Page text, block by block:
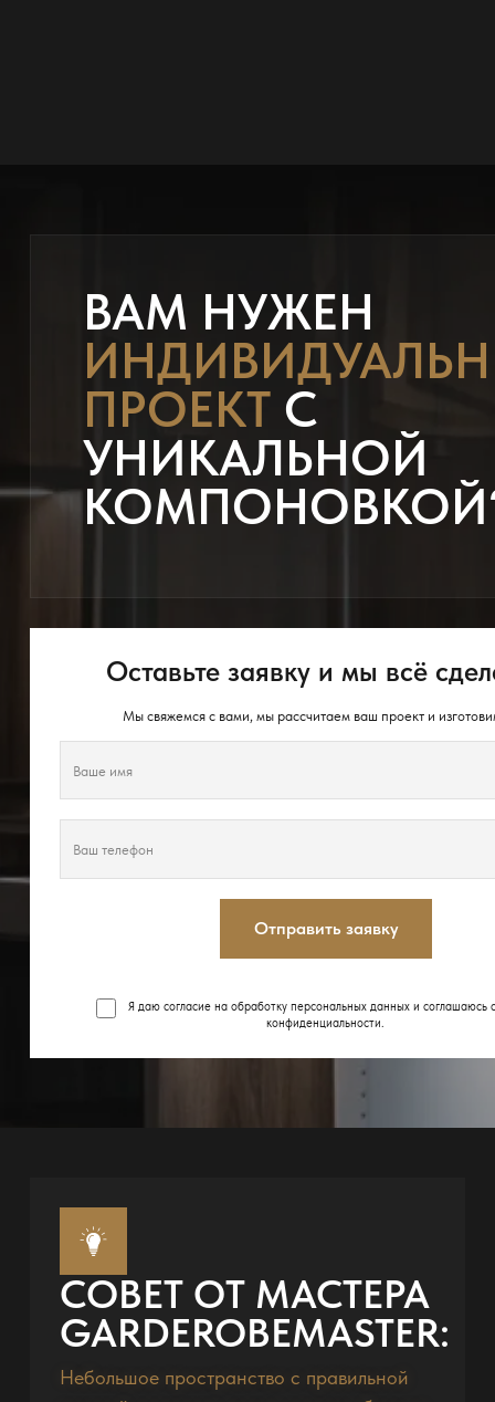
ВАМ НУЖЕН
ПРОЕКТС
УНИКАЛЬНОЙ
Оставьте заявку и мы всё
Мы свяжемся с вами, мы рассчитаем ваш проект и
Отправить заявку
Я даю согласие на обработку персональных данных и соглашаюсь
конфиденциальности
СОВЕТ ОТ МАСТЕРА
GARDEROBEMASTER:
Небольшое пространство с правильной